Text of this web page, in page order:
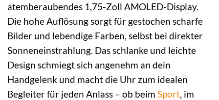
atemberaubendes 1,75-Zoll AMOLED-Display.
Die hohe Auflösung sorgt für gestochen scharfe
Bilder und lebendige Farben, selbst bei direkter
Sonneneinstrahlung. Das schlanke und leichte
Design schmiegt sich angenehm an dein
Handgelenk und macht die Uhr zum idealen
Begleiter für jeden Anlass – ob beim Sport, im